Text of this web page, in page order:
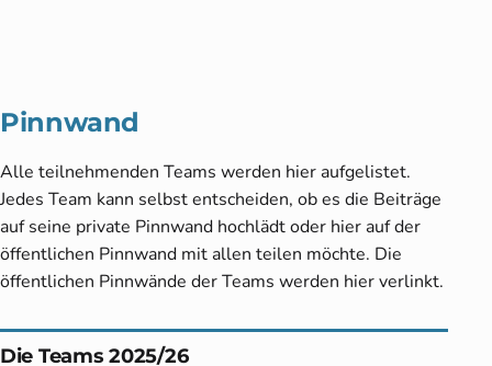
Pinnwand
Alle teilnehmenden Teams werden hier aufgelistet.
Jedes Team kann selbst entscheiden, ob es die Beiträge
auf seine private Pinnwand hochlädt oder hier auf der
öffentlichen Pinnwand mit allen teilen möchte. Die
öffentlichen Pinnwände der Teams werden hier verlinkt.
Die Teams 2025/26